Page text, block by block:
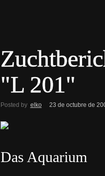
"L 201"
Posted by elko 23 de octubre de
Das Aquarium